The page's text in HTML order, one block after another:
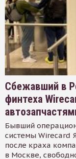
Сбежавший в
финтеха
Бывший
системы Wirecard
после краха
в Москве,